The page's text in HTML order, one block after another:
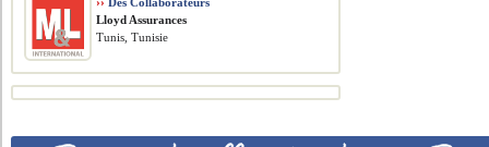
Lloyd Assurances
Tunis, Tunisie